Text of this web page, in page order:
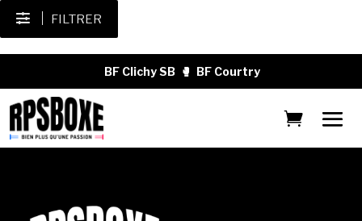
FILTRER
BF Clichy SB 🥊 BF Courtry